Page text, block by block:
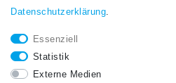
STAY CONNECTED.
Daten­schutz­erklärung.
Essenziell
Statistik
Externe Medien